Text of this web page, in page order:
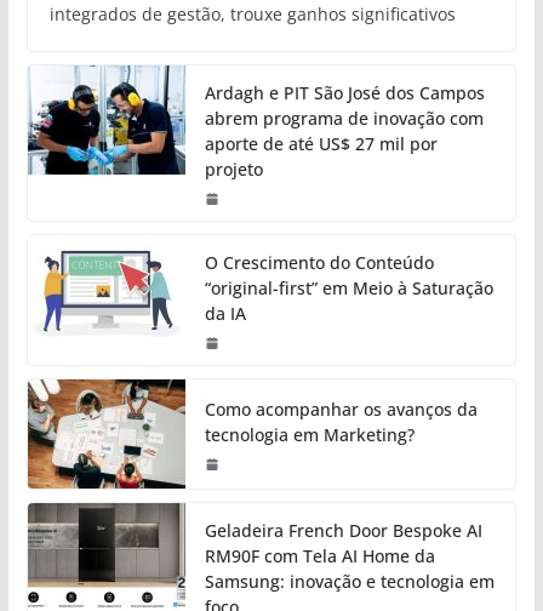
integrados de gestão, trouxe ganhos significativos
Ardagh e PIT São José dos Campos
abrem programa de inovação com
aporte de até US$ 27 mil por
projeto
O Crescimento do Conteúdo
“original-first” em Meio à Saturação
da IA
Como acompanhar os avanços da
tecnologia em Marketing?
Geladeira French Door Bespoke AI
RM90F com Tela AI Home da
Samsung: inovação e tecnologia em